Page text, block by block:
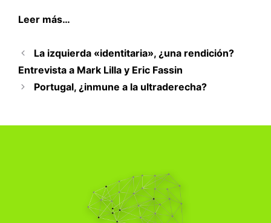
Leer más…
La izquierda «identitaria», ¿una rendición?
Entrevista a Mark Lilla y Eric Fassin
Portugal, ¿inmune a la ultraderecha?